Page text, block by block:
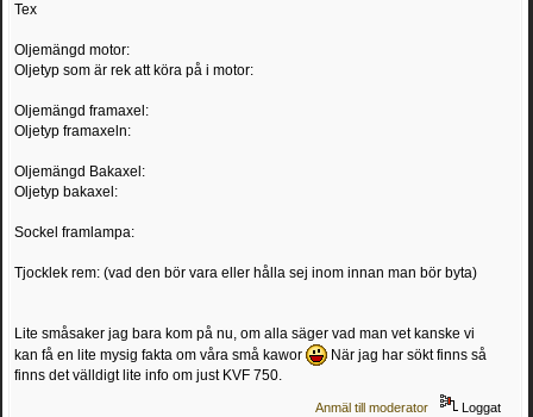
Tex
Oljemängd motor:
Oljetyp som är rek att köra på i motor:
Oljemängd framaxel:
Oljetyp framaxeln:
Oljemängd Bakaxel:
Oljetyp bakaxel:
Sockel framlampa:
Tjocklek rem: (vad den bör vara eller hålla sej inom innan man bör byta)
Lite småsaker jag bara kom på nu, om alla säger vad man vet kanske vi
kan få en lite mysig fakta om våra små kawor
När jag har sökt finns så
finns det välldigt lite info om just KVF 750.
Anmäl till moderator Loggat